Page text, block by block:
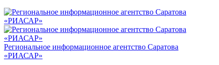
Региональное информационное агентство Саратова
«РИАСАР»